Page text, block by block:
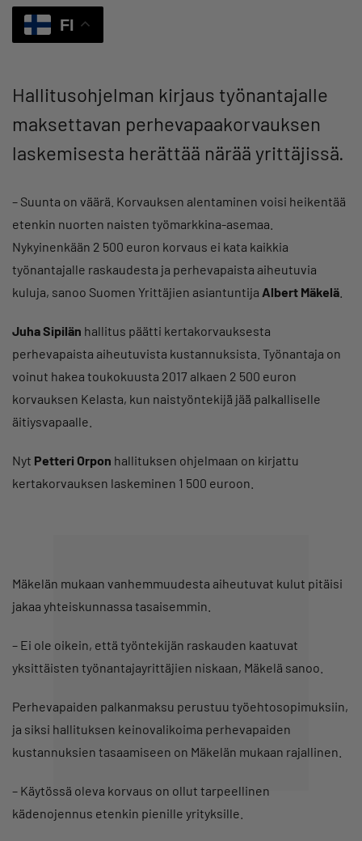
FI
Hallitusohjelman kirjaus työnantajalle
maksettavan perhevapaakorvauksen
laskemisesta herättää närää yrittäjissä.
– Suunta on väärä. Korvauksen alentaminen voisi heikentää
etenkin nuorten naisten työmarkkina-asemaa.
Nykyinenkään 2 500 euron korvaus ei kata kaikkia
työnantajalle raskaudesta ja perhevapaista aiheutuvia
kuluja, sanoo Suomen Yrittäjien asiantuntija Albert Mäkelä
Juha Sipilän hallitus päätti kertakorvauksesta
perhevapaista aiheutuvista kustannuksista. Työnantaja on
voinut hakea toukokuusta 2017 alkaen 2 500 euron
korvauksen Kelasta, kun naistyöntekijä̈ jää̈ palkalliselle
äitiysvapaalle.
Nyt Petteri Orpon hallituksen ohjelmaan on kirjattu
kertakorvauksen laskeminen 1 500 euroon.
Mäkelän mukaan vanhemmuudesta aiheutuvat kulut pitäisi
jakaa yhteiskunnassa tasaisemmin.
– Ei ole oikein, että työntekijän raskauden kaatuvat
yksittäisten työnantajayrittäjien niskaan, Mäkelä sanoo.
Perhevapaiden palkanmaksu perustuu työehtosopimuksiin,
ja siksi hallituksen keinovalikoima perhevapaiden
kustannuksien tasaamiseen on Mäkelän mukaan rajallinen.
– Käytössä oleva korvaus on ollut tarpeellinen
kädenojennus etenkin pienille yrityksille.